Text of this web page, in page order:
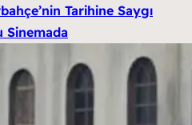
Tarihine Saygı
Sinemada